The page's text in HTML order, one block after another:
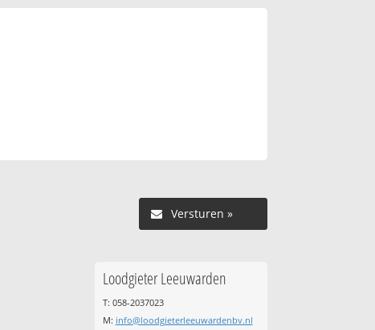
Versturen »
Loodgieter Leeuwarden
T: 058-2037023
M: info@loodgieterleeuwardenbv.nl